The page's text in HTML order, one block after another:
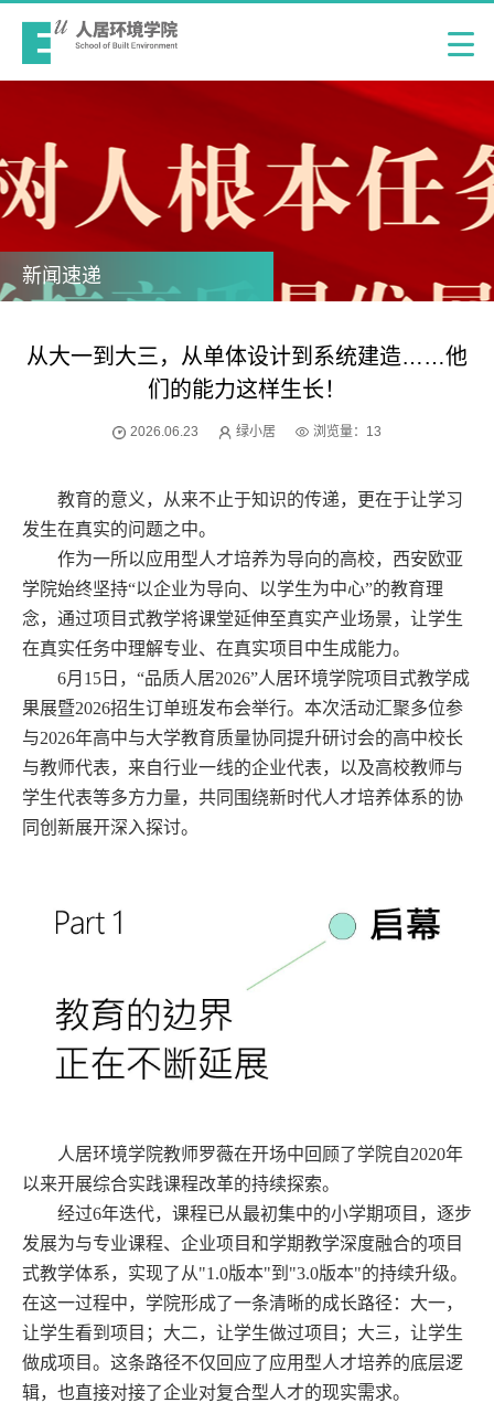
新闻速递
从大一到大三，从单体设计到系统建造……他
们的能力这样生长！
2026.06.23 绿小居 浏览量： 13
教育的意义，从来不止于知识的传递，更在于让学习
发生在真实的问题之中。
作为一所以应用型人才培养为导向的高校，西安欧亚
学院始终坚持“以企业为导向、以学生为中心”的教育理
念，通过项目式教学将课堂延伸至真实产业场景，让学生
在真实任务中理解专业、在真实项目中生成能力。
6月15日，“品质人居2026”人居环境学院项目式教学成
果展暨2026招生订单班发布会举行。本次活动汇聚多位参
与2026年高中与大学教育质量协同提升研讨会的高中校长
与教师代表，来自行业一线的企业代表，以及高校教师与
学生代表等多方力量，共同围绕新时代人才培养体系的协
同创新展开深入探讨。
人居环境学院教师罗薇在开场中回顾了学院自2020年
以来开展综合实践课程改革的持续探索。
经过6年迭代，课程已从最初集中的小学期项目，逐步
发展为与专业课程、企业项目和学期教学深度融合的项目
式教学体系，实现了从"1.0版本"到"3.0版本"的持续升级。
在这一过程中，学院形成了一条清晰的成长路径：大一，
让学生看到项目；大二，让学生做过项目；大三，让学生
做成项目。这条路径不仅回应了应用型人才培养的底层逻
辑，也直接对接了企业对复合型人才的现实需求。